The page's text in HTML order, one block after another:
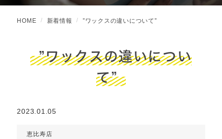
HOME 新着情報 ”ワックスの違いについて”
”ワックスの違いについ
て”
2023.01.05
恵比寿店